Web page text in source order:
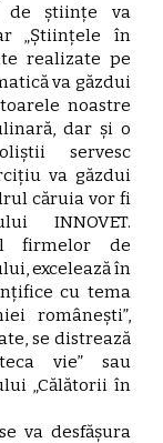
de științe va
„Științele în
realizate pe
va găzdui
noastre
dar și o
servesc
va găzdui
căruia vor fi
INNOVET.
firmelor de
excelează în
cu tema
românești”,
se distrează
vie” sau
„Călătorii în
desfășura